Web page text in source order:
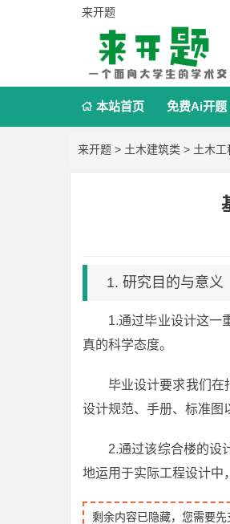
来开题
 本站首页 免费Ai开题
来开题 > 土木建筑类 > 土木工
1. 研究目的与意义
1.通过毕业设计这一
真的科学态度。
毕业设计要求我们在
设计规范、手册、标准图
2.通过该综合楼的设
地运用于实际工程设计中
剩余内容已隐藏，您需要先